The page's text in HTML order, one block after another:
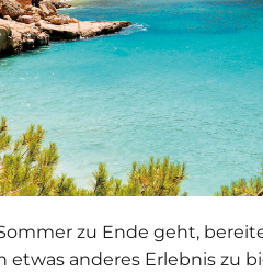
zu Ende geht,
etwas anderes Erlebnis zu